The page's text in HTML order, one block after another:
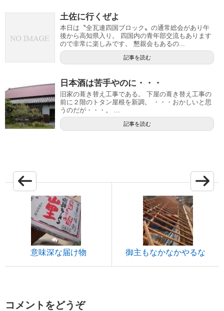
土佐に行くぜよ
本日は〝全瓦連四国ブロック〟の通常総会があり午
後から高知県入り。 四国内の青年部交流もあります
ので非常に楽しみです。 懇親会もあるの...
記事を読む
日本酒は苦手やのに・・・
旧家の葺き替え工事である。 下屋の葺き替え工事の
前に２階のトタン屋根を新調。 ・・・おかしいと思
うのだが・・・。 ...
記事を読む
意味深な届け物 御主もなかなかやるな
コメントをどうぞ